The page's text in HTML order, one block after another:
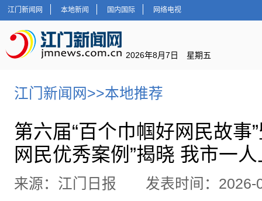
江门新闻网 本地新闻 国内国际 网络电视
2026年8月7日 星期五
江门新闻网 >>本地推荐
第六届“百个巾帼好网民故事
网民优秀案例”揭晓 我市一
来源：江门日报 发表时间：